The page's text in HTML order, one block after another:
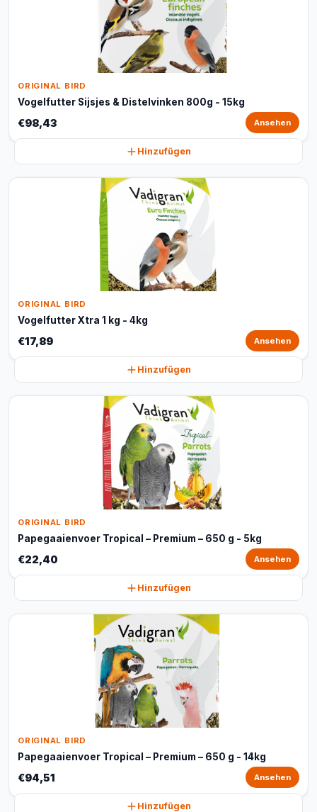
ORIGINAL BIRD
Vogelfutter Sijsjes & Distelvinken 800g - 15kg
€98,43 Ansehen
Hinzufügen
ORIGINAL BIRD
Vogelfutter Xtra 1 kg - 4kg
€17,89 Ansehen
Hinzufügen
ORIGINAL BIRD
Papegaaienvoer Tropical – Premium – 650 g - 5kg
€22,40 Ansehen
Hinzufügen
ORIGINAL BIRD
Papegaaienvoer Tropical – Premium – 650 g - 14kg
€94,51 Ansehen
Hinzufügen